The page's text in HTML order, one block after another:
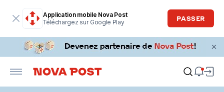
Application mobile Nova Post
Téléchargez sur Google Play
PASSER